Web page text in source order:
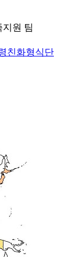
원 팀
친화형식단